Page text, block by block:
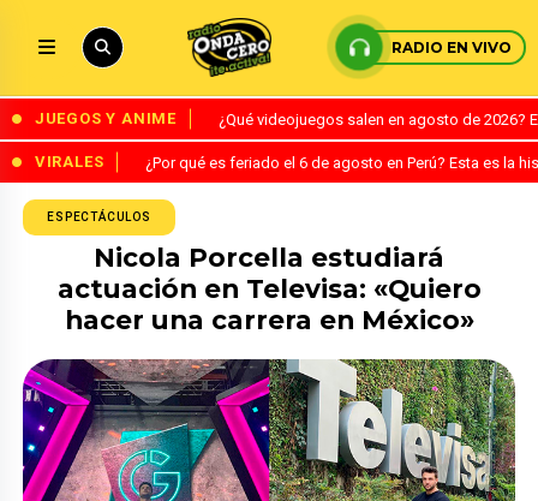
RADIO EN VIVO
JUEGOS Y ANIME ¿Qué videojuegos salen en agosto de
VIRALES ¿Por qué es feriado el 6 de agosto en Perú? Esta es la
ESPECTÁCULOS
Nicola Porcella estudiará
actuación en Televisa: «Quiero
hacer una carrera en México»